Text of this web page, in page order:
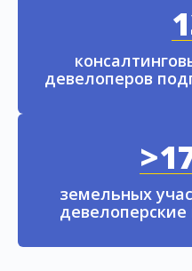
девелоперов
земельных
девелоперские